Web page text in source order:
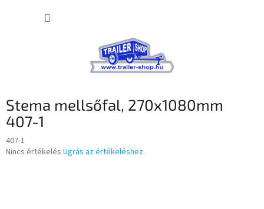
Stema mellsőfal, 270x1080mm
407-1
407-1
A
Nincs értékelés Ugrás az értékeléshez